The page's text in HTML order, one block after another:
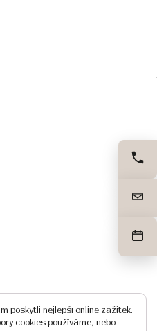
poskytli nejlepší online zážitek.
cookies používáme, nebo